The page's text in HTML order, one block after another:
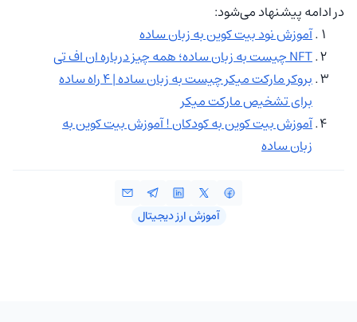
در ادامه پیشنهاد می‌شود:
آموزش نود بیت کوین به زبان ساده
NFT چیست به زبان ساده؛ همه چیز درباره ان اف تی
بروکر مارکت میکر چیست به زبان ساده | ۴ راه ساده
برای تشخیص مارکت میکر
آموزش بیت کوین به کودکان ! آموزش بیت کوین به
زبان ساده
آموزش ارز دیجیتال